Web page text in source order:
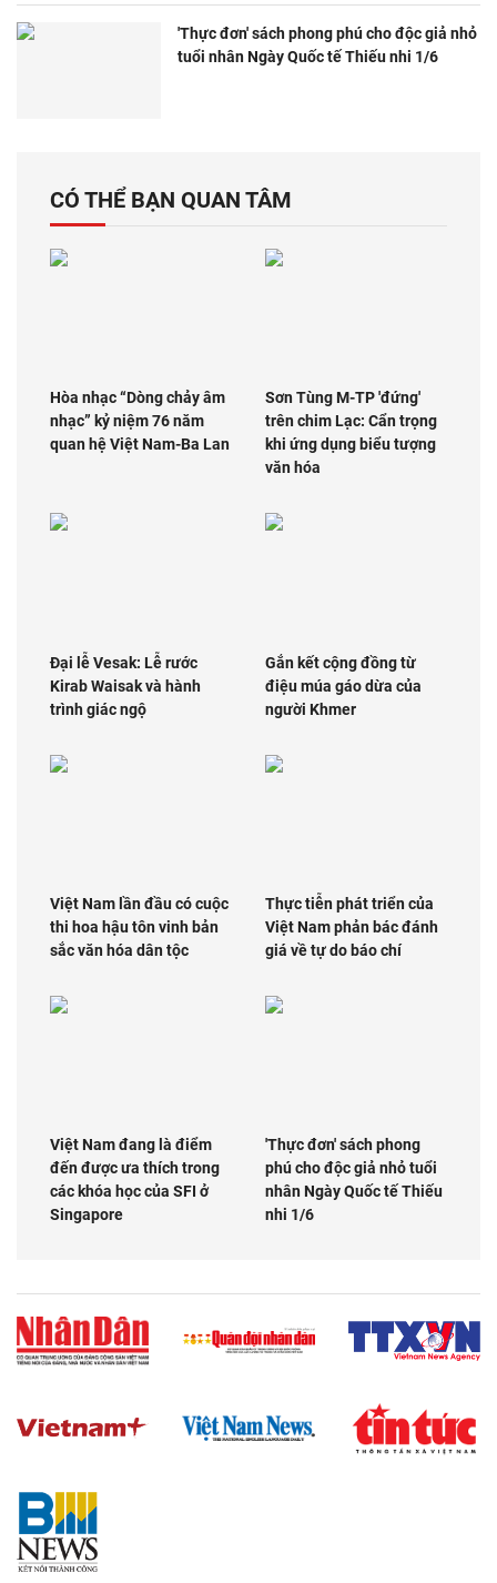
'Thực đơn' sách phong phú cho độc giả nhỏ
tuổi nhân Ngày Quốc tế Thiếu nhi 1/6
CÓ THỂ BẠN QUAN TÂM
Hòa nhạc “Dòng chảy âm
nhạc” kỷ niệm 76 năm
quan hệ Việt Nam-Ba Lan
Sơn Tùng M-TP 'đứng'
trên chim Lạc: Cẩn trọng
khi ứng dụng biểu tượng
văn hóa
Đại lễ Vesak: Lễ rước
Kirab Waisak và hành
trình giác ngộ
Gắn kết cộng đồng từ
điệu múa gáo dừa của
người Khmer
Việt Nam lần đầu có cuộc
thi hoa hậu tôn vinh bản
sắc văn hóa dân tộc
Thực tiễn phát triển của
Việt Nam phản bác đánh
giá về tự do báo chí
Việt Nam đang là điểm
đến được ưa thích trong
các khóa học của SFI ở
Singapore
'Thực đơn' sách phong
phú cho độc giả nhỏ tuổi
nhân Ngày Quốc tế Thiếu
nhi 1/6